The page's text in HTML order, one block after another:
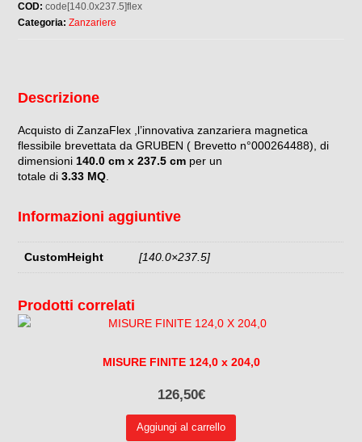
x
237,5
COD:code[140.0x237.5]flex
Categoria:Zanzariere
Descrizione
Acquisto di ZanzaFlex ,l’innovativa zanzariera magnetica
flessibile brevettata da GRUBEN ( Brevetto n°000264488), di
dimensioni 140.0 cm x 237.5 cm per un
totale di3.33 MQ
Informazioni aggiuntive
CustomHeight [140.0×237.5]
Prodotti correlati
MISURE FINITE 124,0 x 204,0
126,50€
Aggiungi al carrello